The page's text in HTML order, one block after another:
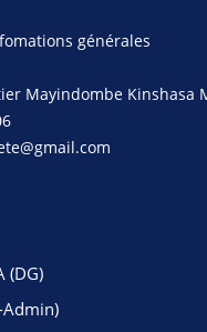
générales
Mayindombe Kinshasa
(DG)
Admin)